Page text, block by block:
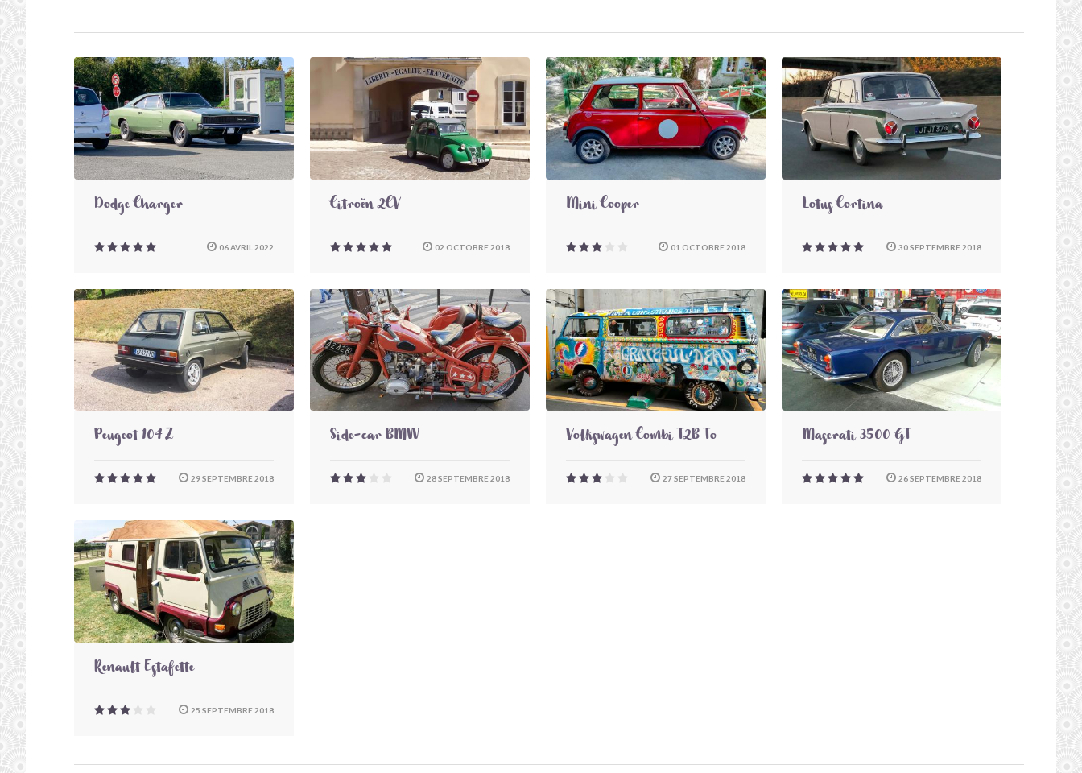
Dodge Charger
06 AVRIL 2022
Citroën 2CV
02 OCTOBRE 2018
Mini Cooper
01 OCTOBRE 2018
Lotus Cortina
30 SEPTEMBRE 2018
Peugeot 104 Z
29 SEPTEMBRE 2018
Side-car BMW
28 SEPTEMBRE 2018
Volkswagen Combi T2B To
27 SEPTEMBRE 2018
Maserati 3500 GT
26 SEPTEMBRE 2018
Renault Estafette
25 SEPTEMBRE 2018